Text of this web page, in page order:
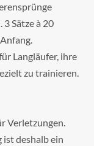
Sätze à 20
Langläufer, ihre
zu trainieren.
Verletzungen.
ist deshalb ein